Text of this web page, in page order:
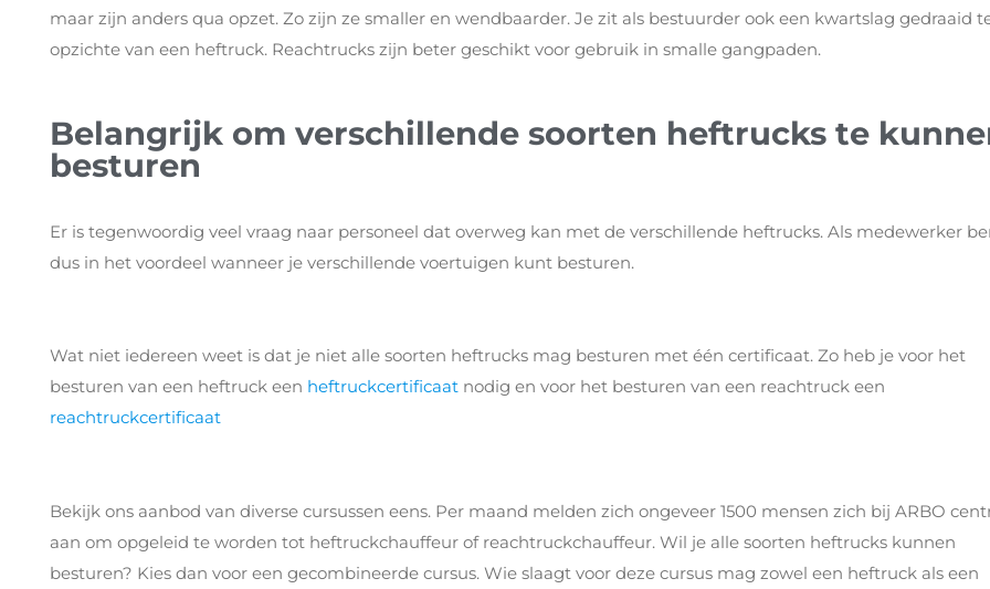
maar zijn anders qua opzet. Zo zijn ze smaller en wendbaarder. Je zit als bestuurder ook een kwartslag gedraaid
opzichte van een heftruck. Reachtrucks zijn beter geschikt voor gebruik in smalle gangpaden.
Belangrijk om verschillende soorten heftrucks te
besturen
Er is tegenwoordig veel vraag naar personeel dat overweg kan met de verschillende heftrucks. Als medewerker
dus in het voordeel wanneer je verschillende voertuigen kunt besturen.
Wat niet iedereen weet is dat je niet alle soorten heftrucks mag besturen met één certificaat. Zo heb je voor het
besturen van een heftruck een heftruckcertificaat nodig en voor het besturen van een reachtruck een
reachtruckcertificaat
Bekijk ons aanbod van diverse cursussen eens. Per maand melden zich ongeveer 1500 mensen zich bij ARBO
aan om opgeleid te worden tot heftruckchauffeur of reachtruckchauffeur. Wil je alle soorten heftrucks kunnen
besturen? Kies dan voor een gecombineerde cursus. Wie slaagt voor deze cursus mag zowel een heftruck als een